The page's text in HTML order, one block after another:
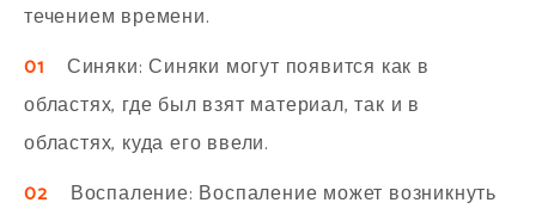
течением времени.
01 Синяки: Синяки могут появится как в
областях, где был взят материал, так и в
областях, куда его ввели.
02Воспаление: Воспаление может возникнуть